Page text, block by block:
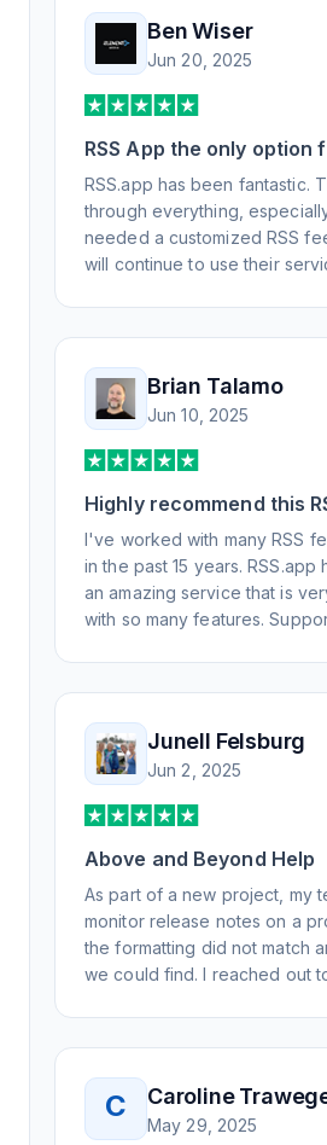
Ben Wiser
Jun 20, 2025
RSS App the only option
generation
RSS.app has been fantastic.
through everything,
needed a customized RSS
will continue to use their
Brian Talamo
Jun 10, 2025
Highly recommend this
/ widget generator
I've worked with many RSS
in the past 15 years.
an amazing service that is
with so many features.
professionally. Highly
RSS feed needs. Our trucking
website couldn't work without
Junell Felsburg
Jun 2, 2025
Above and Beyond Help
As part of a new project, my
monitor release notes on a
the formatting did not match
we could find. I reached out
day, but I spoke to someone
knowledgeable, kind, and
understand the issue. It has
weeks, but after many
C Caroline
May 29, 2025